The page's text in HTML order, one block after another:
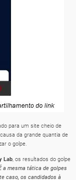
para um site cheio de
da grande quantia de
o golpe.
Lab , os resultados do golpe
a mesma tática de golpes
caso, os candidados à